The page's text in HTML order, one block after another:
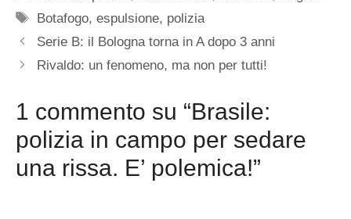
Tag
Botafogo,espulsione, polizia
Serie B: il Bologna torna in A dopo 3 anni
Rivaldo: un fenomeno, ma non per tutti!
1 commento su “Brasile:
polizia in campo per sedare
una rissa. E’ polemica!”